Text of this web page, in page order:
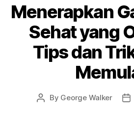
Menerapkan
Sehat yang
Tips dan
Post
By George Walker